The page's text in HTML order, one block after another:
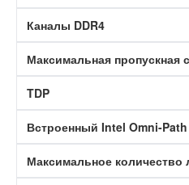
Каналы DDR4
Максимальная пропускная
TDP
Встроенный Intel Omni-
Максимальное количество